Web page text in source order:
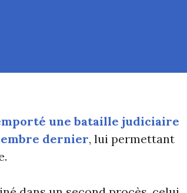
une bataille judiciaire
dernier, lui permettant